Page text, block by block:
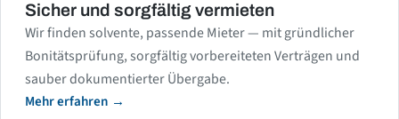
Sicher und sorgfältig vermieten
Wir finden solvente, passende Mieter — mit gründlicher
Bonitätsprüfung, sorgfältig vorbereiteten Verträgen und
sauber dokumentierter Übergabe.
Mehr erfahren